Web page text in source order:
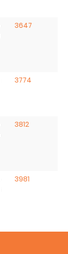
3647
3774
3812
3981
4454